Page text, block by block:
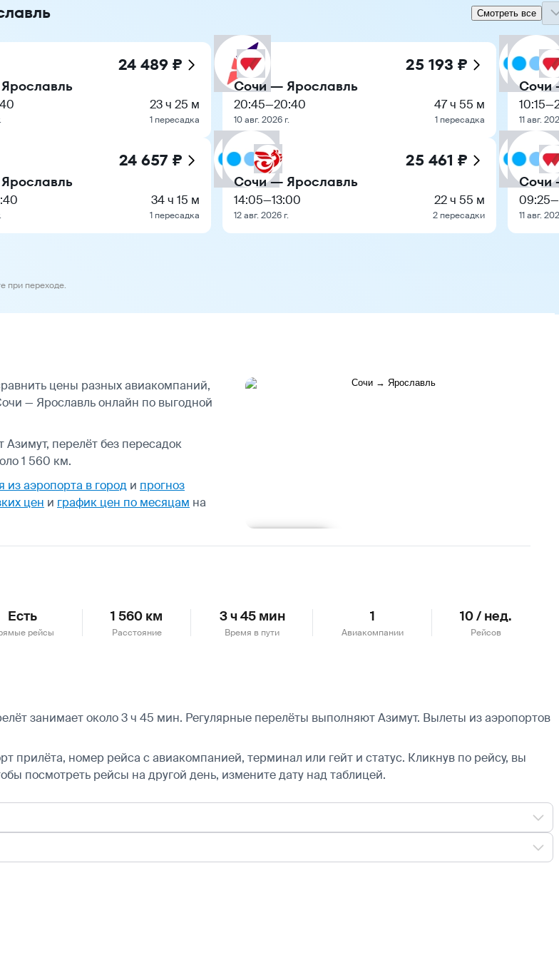
Смотреть все
24 489 ₽
23 ч 25 м
1 пересадка
24 657 ₽
34 ч 15 м
1 пересадка
25 193 ₽
Сочи — Ярославль
20:45—20:40
10 авг. 2026 г.
47 ч 55 м
1 пересадка
25 461 ₽
Сочи — Ярославль
14:05—13:00
12 авг. 2026 г.
22 ч 55 м
2 пересадки
Сочи
10:15—
11 авг.
Сочи
09:25—
11 авг.
при переходе.
цены разных авиакомпаний,
— Ярославль онлайн по выгодной
перелёт без пересадок
1 560 км.
из аэропорта в город и прогноз
цен и график цен по месяцам на
Есть
рейсы
1 560 км
Расстояние
3 ч 45 мин
Время в пути
1
Авиакомпании
10 / нед.
Рейсов
занимает около 3 ч 45 мин. Регулярные перелёты выполняют Азимут. Вылеты из аэропортов
прилёта, номер рейса с авиакомпанией, терминал или гейт и статус. Кликнув по рейсу, вы
посмотреть рейсы на другой день, измените дату над таблицей.